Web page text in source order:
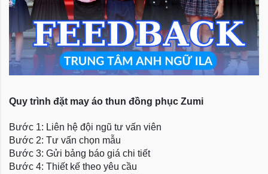
Quy trình đặt may áo thun đồng phục Zumi
Bước 1: Liên hệ đội ngũ tư vấn viên
Bước 2: Tư vấn chọn mẫu
Bước 3: Gửi bảng báo giá chi tiết
Bước 4: Thiết kế theo yêu cầu